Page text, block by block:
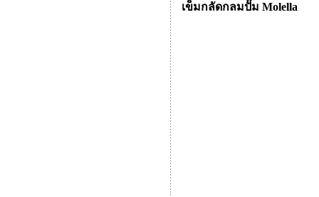
เข็มกลัดกลมปั๊ม Molella